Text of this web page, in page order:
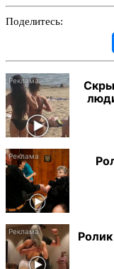
Поделитесь: